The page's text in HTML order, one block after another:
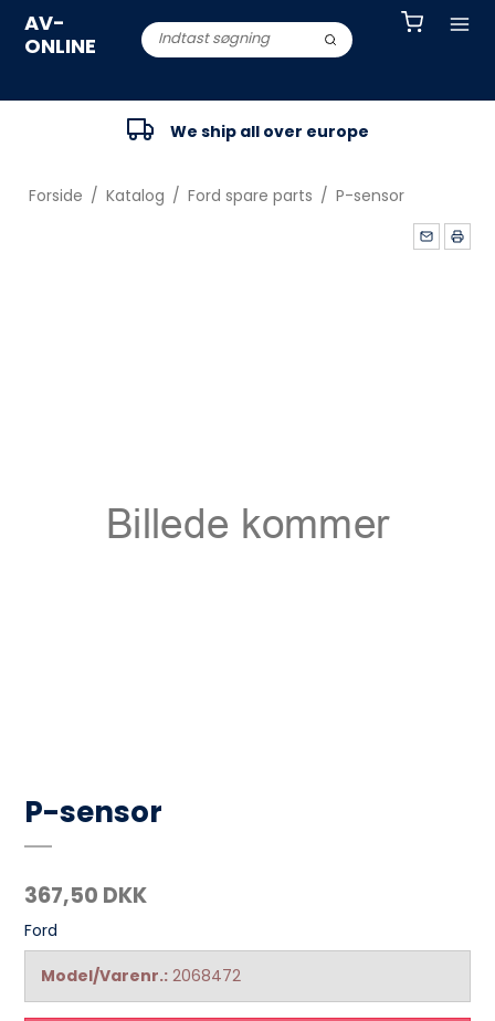
AV-
ONLINE
We ship all over europe
Forside / Katalog / Ford spare parts / P-sensor
P-sensor
367,50 DKK
Ford
Model/Varenr.: 2068472